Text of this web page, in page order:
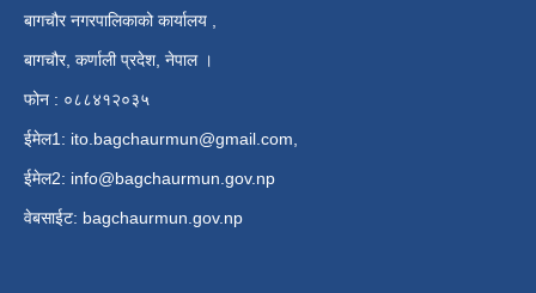
बागचौर नगरपालिकाको कार्यालय ,
बागचौर, कर्णाली प्रदेश, नेपाल ।
फोन : ०८८४१२०३५
ईमेल1: ito.bagchaurmun@gmail.com
ईमेल2: info@bagchaurmun.gov.np
वे‍बसाईट: bagchaurmun.gov.np